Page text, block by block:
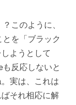
このように、
を「ブラック
ようとして
反応しないと
実は、これは
それ相応に解